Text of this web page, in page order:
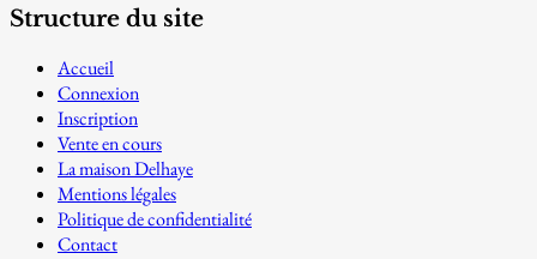
Structure du site
Accueil
Connexion
Inscription
Vente en cours
La maison Delhaye
Mentions légales
Politique de confidentialité
Contact